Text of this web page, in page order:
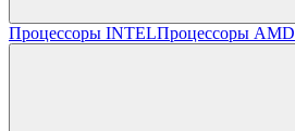
Процессоры INTELПроцессоры AMD